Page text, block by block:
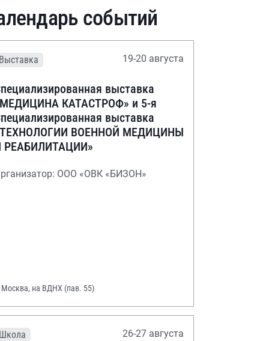
событий
Выставка 19-20 августа
выставка
КАТАСТРОФ» и 5-я
выставка
ВОЕННОЙ МЕДИЦИНЫ
РЕАБИЛИТАЦИИ»
ООО «ОВК «БИЗОН»
Москва, на ВДНХ (пав. 55)
Школа 26-27 августа